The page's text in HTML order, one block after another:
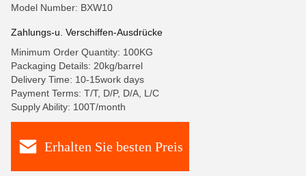
Model Number: BXW10
Zahlungs-u. Verschiffen-Ausdrücke
Minimum Order Quantity: 100KG
Packaging Details: 20kg/barrel
Delivery Time: 10-15work days
Payment Terms: T/T, D/P, D/A, L/C
Supply Ability: 100T/month
Erhalten Sie besten Preis